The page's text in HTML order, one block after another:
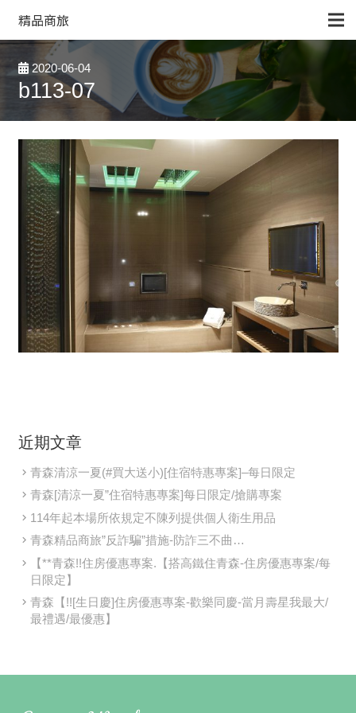
精品商旅
2020-06-04
b113-07
近期文章
青森清涼一夏(#買大送小)[住宿特惠專案]–每日限定
青森[清涼一夏”住宿特惠專案]每日限定/搶購專案
114年起本場所依規定不陳列提供個人衛生用品
青森精品商旅”反詐騙”措施-防詐三不曲…
【**青森!!住房優惠專案.【搭高鐵住青森-住房優惠專案/每
日限定】
青森【!![生日慶]住房優惠專案-歡樂同慶-當月壽星我最大/
最禮遇/最優惠】